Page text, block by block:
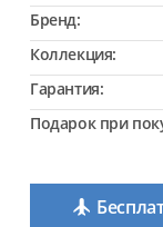
Бренд:
Коллекция:
Гарантия:
Подарок при